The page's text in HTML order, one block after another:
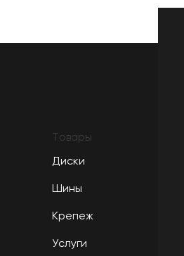
Товары
Диски
Шины
Крепеж
Услуги